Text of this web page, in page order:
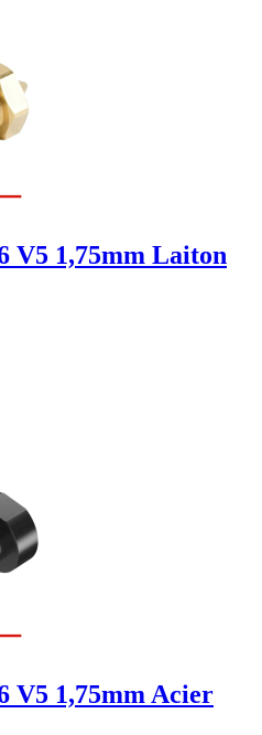
V5 1,75mm Laiton
V5 1,75mm Acier